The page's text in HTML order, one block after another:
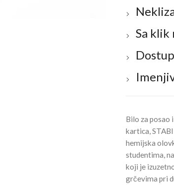
Sa klik
Bilo za posao
kartica,
hemijska
studentima,
koji je
grčevima pri